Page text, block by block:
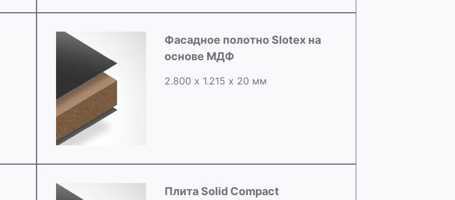
Фасадное полотно Slotex на
основе МДФ
2.800 х 1.215 х 20 мм
Плита Solid Compact